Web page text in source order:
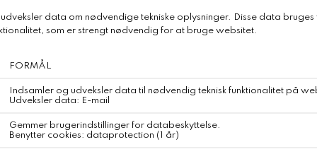
Pomandere Skirt Cordroy
Fine-wale corduroy mini skirt